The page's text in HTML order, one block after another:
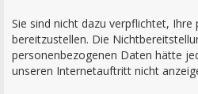
Sie sind nicht dazu verpflichtet,
bereitzustellen. Die
personenbezogenen Daten hätte
unseren Internetauftritt nicht